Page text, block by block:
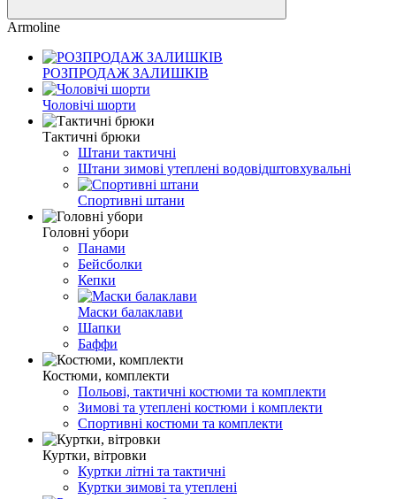
Armoline
РОЗПРОДАЖ ЗАЛИШКІВ
Чоловічі шорти
Тактичні брюки
Штани тактичні
Штани зимові утеплені водовідштовхувальні
Спортивні штани
Головні убори
Панами
Бейсболки
Кепки
Маски балаклави
Шапки
Баффи
Костюми, комплекти
Польові, тактичні костюми та комплекти
Зимові та утеплені костюми і комплекти
Спортивні костюми та комплекти
Куртки, вітровки
Куртки літні та тактичні
Куртки зимові та утеплені